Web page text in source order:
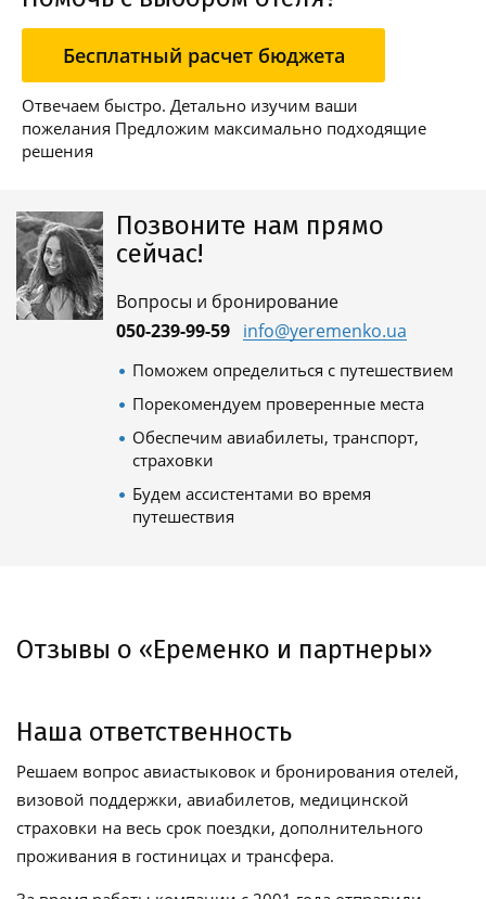
Бесплатный расчет бюджета
Отвечаем быстро. Детально изучим ваши
пожелания Предложим максимально подходящие
решения
Позвоните нам прямо
сейчас!
Вопросы и бронирование
050-239-99-59 info@yeremenko.ua
Поможем определиться с путешествием
Порекомендуем проверенные места
Обеспечим авиабилеты, транспорт,
страховки
Будем ассистентами во время
путешествия
Отзывы о «Еременко и партнеры»
Наша ответственность
Решаем вопрос авиастыковок и бронирования отелей,
визовой поддержки, авиабилетов, медицинской
страховки на весь срок поездки, дополнительного
проживания в гостиницах и трансфера.